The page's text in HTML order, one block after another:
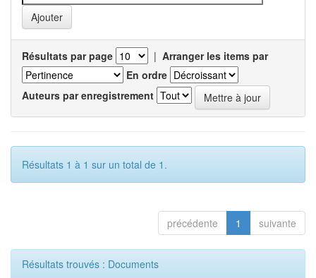
Résultats par page | Arranger les items par
En ordre
Auteurs par enregistrement
Résultats 1 à 1 sur un total de 1.
précédente 1 suivante
Résultats trouvés : Documents